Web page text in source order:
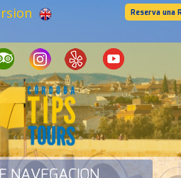
Reserva una